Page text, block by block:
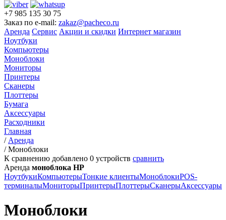
+7 985 135 30 75
Заказ по e-mail: zakaz@pacheco.ru
Аренда Сервис Акции и скидки Интернет магазин
Ноутбуки
Компьютеры
Моноблоки
Мониторы
Принтеры
Сканеры
Плоттеры
Бумага
Аксессуары
Расходники
Главная
/ Аренда
/Моноблоки
К сравнению добавлено 0 устройств сравнить
Аренда моноблока HP
НоутбукиКомпьютерыТонкие клиентыМоноблокиPOS-
терминалыМониторыПринтерыПлоттерыСканерыАксессуары
Моноблоки